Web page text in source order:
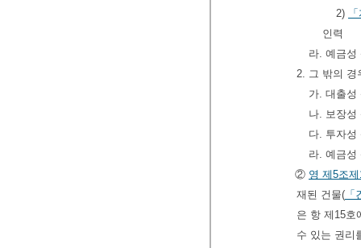
2)
인력
라. 예금성
2. 그 밖의 경
가. 대출성
나. 보장성
다. 투자성
라. 예금성
② 영 제5조
재된 건물(
은 항 제15호
수 있는 권리